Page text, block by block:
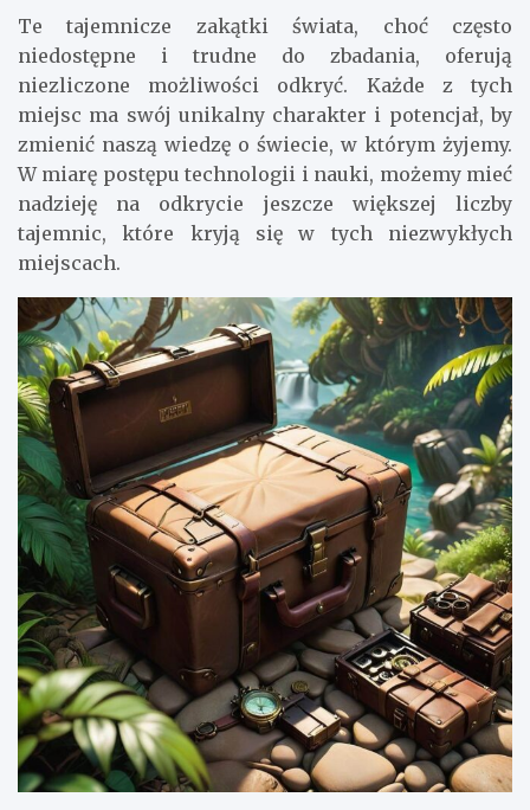
Te tajemnicze zakątki świata, choć często
niedostępne i trudne do zbadania, oferują
niezliczone możliwości odkryć. Każde z tych
miejsc ma swój unikalny charakter i potencjał, by
zmienić naszą wiedzę o świecie, w którym żyjemy.
W miarę postępu technologii i nauki, możemy mieć
nadzieję na odkrycie jeszcze większej liczby
tajemnic, które kryją się w tych niezwykłych
miejscach.